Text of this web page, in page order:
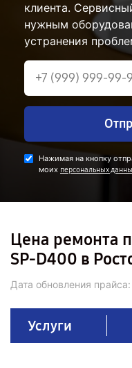
клиента.
нужным
устранения
Нажимая на кнопку
моих персональных
Цена ремонта
SP-D400 в
Дата обновления прайса:
Услуги